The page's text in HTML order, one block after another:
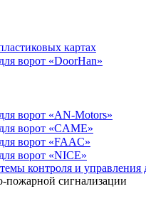
картах
ворот «DoorHan»
ворот «AN-Motors»
ворот «CAME»
ворот «FAAC»
ворот «NICE»
контроля и управления
пожарной сигнализации